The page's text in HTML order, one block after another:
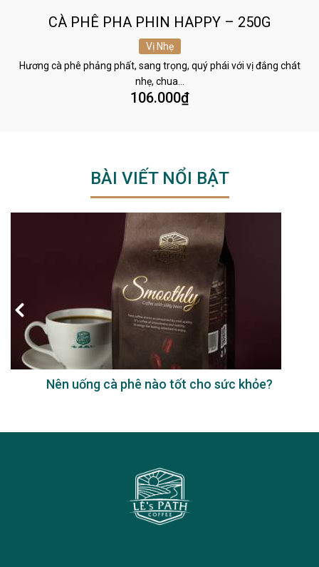
CÀ PHÊ PHA PHIN HAPPY – 250G
Vị Nhẹ
Hương cà phê phảng phất, sang trọng, quý phái với vị đắng chát
nhẹ, chua…
106.000₫
BÀI VIẾT NỔI BẬT
Nên uống cà phê nào tốt cho sức khỏe?